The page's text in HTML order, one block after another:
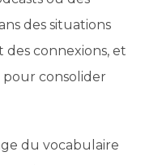
des situations
des connexions, et
consolider
du vocabulaire